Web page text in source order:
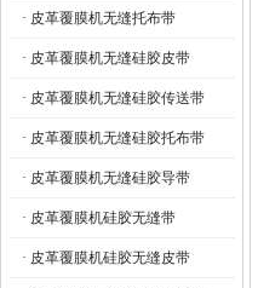
· 皮革覆膜机无缝托布带
· 皮革覆膜机无缝硅胶皮带
· 皮革覆膜机无缝硅胶传送带
· 皮革覆膜机无缝硅胶托布带
· 皮革覆膜机无缝硅胶导带
· 皮革覆膜机硅胶无缝带
· 皮革覆膜机硅胶无缝皮带